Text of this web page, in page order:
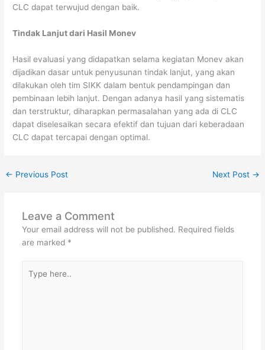
CLC dapat terwujud dengan baik.
Tindak Lanjut dari Hasil Monev
Hasil evaluasi yang didapatkan selama kegiatan Monev akan
dijadikan dasar untuk penyusunan tindak lanjut, yang akan
dilakukan oleh tim SIKK dalam bentuk pendampingan dan
pembinaan lebih lanjut. Dengan adanya hasil yang sistematis
dan terstruktur, diharapkan permasalahan yang ada di CLC
dapat diselesaikan secara efektif dan tujuan dari keberadaan
CLC dapat tercapai dengan optimal.
← Previous Post Next Post →
Leave a Comment
Your email address will not be published. Required fields
are marked *
here..